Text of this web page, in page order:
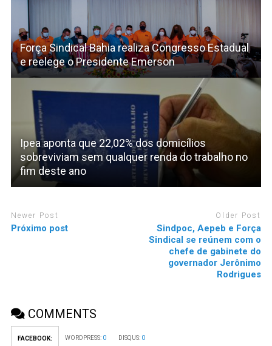
Força Sindical Bahia realiza Congresso Estadual
e reelege o Presidente Emerson
Ipea aponta que 22,02% dos domicílios
sobreviviam sem qualquer renda do trabalho no
fim deste ano
Newer Post
Próximo post
Older Post
Sindpoc, Aepeb e Força
Sindical se reúnem com o
chefe de gabinete do
governador Jerônimo
Rodrigues
COMMENTS
FACEBOOK: WORDPRESS: 0 DISQUS: 0